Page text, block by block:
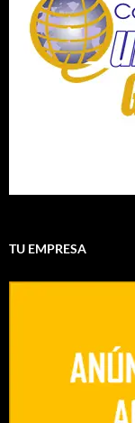
TU EMPRESA